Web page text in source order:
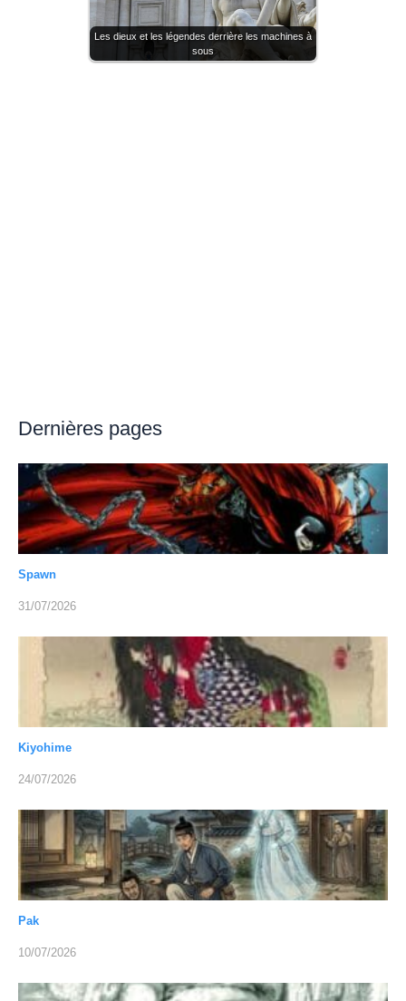
Les dieux et les légendes derrière les machines à
sous
Dernières pages
Spawn
31/07/2026
Kiyohime
24/07/2026
Pak
10/07/2026